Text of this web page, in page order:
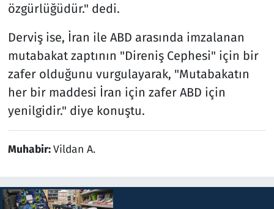
özgürlüğüdür." dedi.
Derviş ise, İran ile ABD arasında imzalanan
mutabakat zaptının "Direniş Cephesi" için bir
zafer olduğunu vurgulayarak, "Mutabakatın
her bir maddesi İran için zafer ABD için
yenilgidir." diye konuştu.
Muhabir:Vildan A.